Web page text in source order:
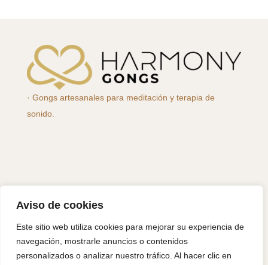
Aviso de cookies
Este sitio web utiliza cookies para mejorar su experiencia de
navegación, mostrarle anuncios o contenidos
personalizados o analizar nuestro tráfico. Al hacer clic en
· Gongs artesanales para meditación y terapia de
sonido.